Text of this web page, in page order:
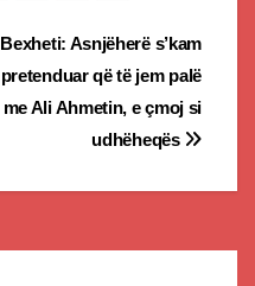
Bexheti: Asnjëherë s’kam
pretenduar që të jem palë
me Ali Ahmetin, e çmoj si
udhëheqës